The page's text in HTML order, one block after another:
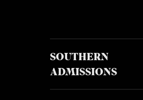
SOUTHERN
ADMISSIONS